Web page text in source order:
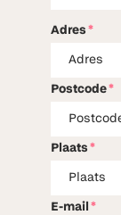
Adres *
Postcode*
Plaats *
E-mail *